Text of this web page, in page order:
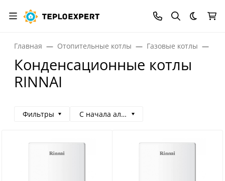
Темная
Главная Отопительные котлы Газовые котлы
Конденсационные котлы
RINNAI
Фильтры С начала алфавита